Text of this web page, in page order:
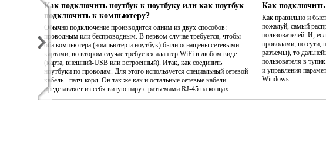
Как подключить ноутбук к ноутбуку или как ноутбук
подключить к компьютеру?
Обычно подключение производится одним из двух способов:
проводным или беспроводным. В первом случае требуется, чтобы
оба компьютера (компьютер и ноутбук) были оснащены сетевыми
картами, во втором случае требуется адаптер WiFi в любом виде
(карта, внешний-USB или встроенный). Итак, как соединить
ноутбуки по проводам. Для этого используется специальный сетевой
кабель - патч-корд. Он так же как и остальные сетевые кабели
представляет из себя витую пару с разъемами RJ-45 на концах...
Как
Как правильно и
пожалуй, самый
пользователей. И,
проводами, по сути,
разъемы), то
пользователя в
и управления
Windows.